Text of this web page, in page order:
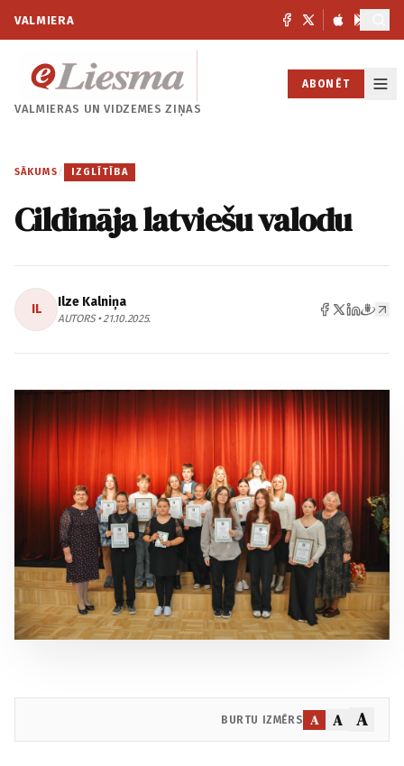
VALMIERA
VALMIERAS UNVIDZEMES ZIŅAS
ABONĒT
SĀKUMS / IZGLĪTĪBA
Cildināja latviešu valodu
IL Ilze Kalniņa
AUTORS • 21.10.2025.
BURTU IZMĒRS A A A